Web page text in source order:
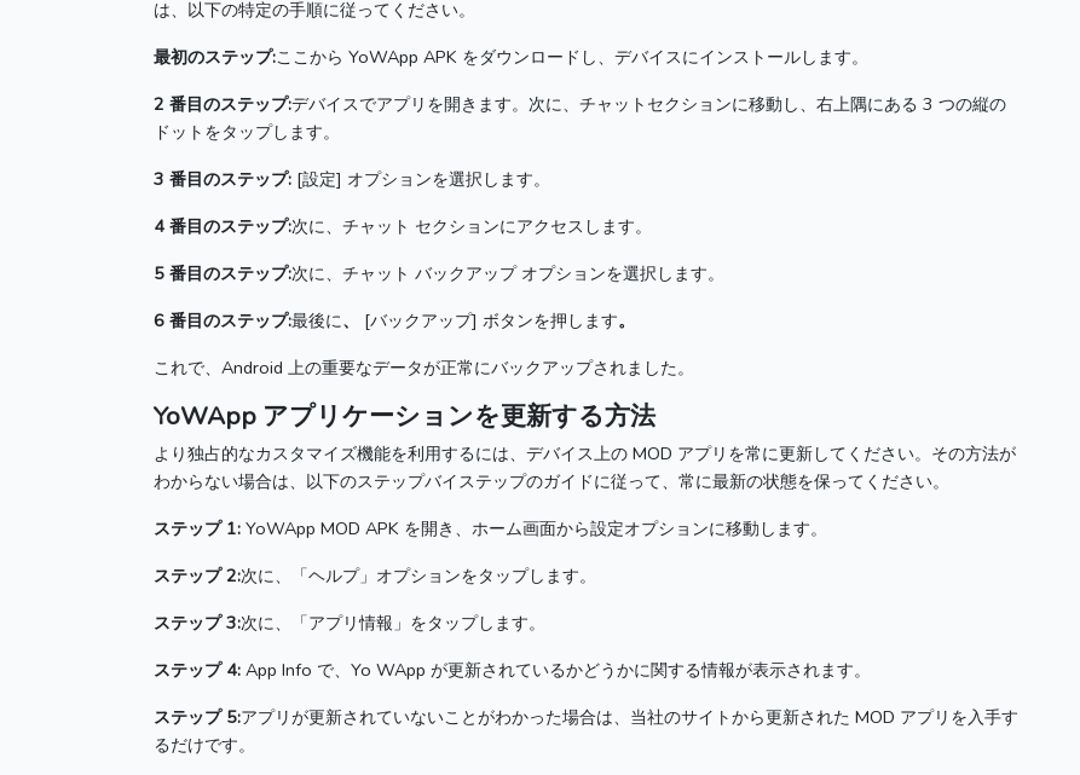
は、以下の特定の手順に従ってください。
最初のステップ:ここから YoWApp APK をダウンロードし、デバイスにインストールします。
2 番目のステップ:デバイスでアプリを開きます。 次に、チャットセクションに移動し、右上隅にある 3 つの縦の
ドットをタップします。
3 番目のステップ: [設定] オプションを選択します。
4 番目のステップ:次に、チャット セクションにアクセスします。
5 番目のステップ:次に、チャット バックアップ オプションを選択します。
6 番目のステップ:最後に、 [バックアップ] ボタンを押します。
これで、Android 上の重要なデータが正常にバックアップされました。
YoWApp アプリケーションを更新する方法
より独占的なカスタマイズ機能を利用するには、デバイス上の MOD アプリを常に更新してください。 その方法が
わからない場合は、以下のステップバイステップのガイドに従って、常に最新の状態を保ってください。
ステップ 1: YoWApp MOD APK を開き、ホーム画面から設定オプションに移動します。
ステップ 2:次に、「ヘルプ」オプションをタップします。
ステップ 3:次に、「アプリ情報」をタップします。
ステップ 4: App Info で、Yo WApp が更新されているかどうかに関する情報が表示されます。
ステップ 5:アプリが更新されていないことがわかった場合は、当社のサイトから更新された MOD アプリを入手す
るだけです。